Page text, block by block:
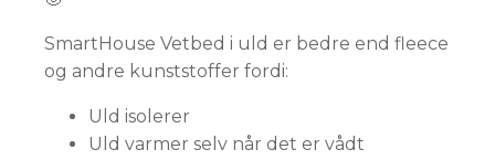
SmartHouse Vetbed i uld er bedre end fleece
og andre kunststoffer fordi:
Uld isolerer
Uld varmer selv når det er vådt